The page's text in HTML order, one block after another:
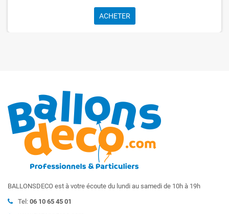
ACHETER
BALLONSDECO est à votre écoute du lundi au samedi de 10h à 19h
Tel: 06 10 65 45 01